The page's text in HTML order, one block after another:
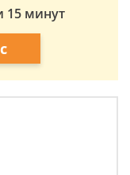
15 минут